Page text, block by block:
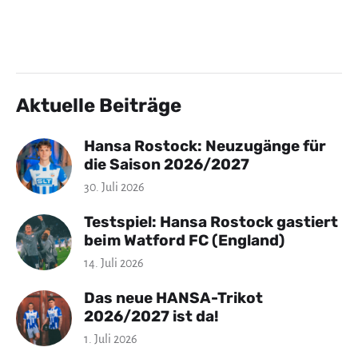
Aktuelle Beiträge
Hansa Rostock: Neuzugänge für
die Saison 2026/2027
30. Juli 2026
Testspiel: Hansa Rostock gastiert
beim Watford FC (England)
14. Juli 2026
Das neue HANSA-Trikot
2026/2027 ist da!
1. Juli 2026